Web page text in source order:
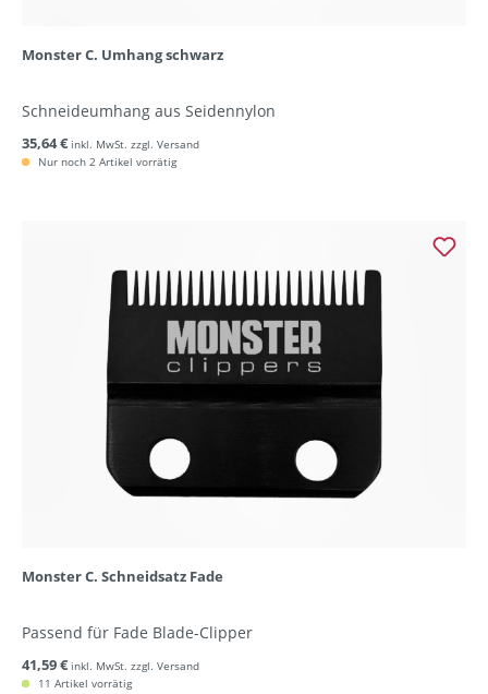
Monster C. Umhang schwarz
Schneideumhang aus Seidennylon
35,64 € inkl. MwSt. zzgl. Versand
Nur noch 2 Artikel vorrätig
Monster C. Schneidsatz Fade
Passend für Fade Blade-Clipper
41,59 € inkl. MwSt. zzgl. Versand
11 Artikel vorrätig